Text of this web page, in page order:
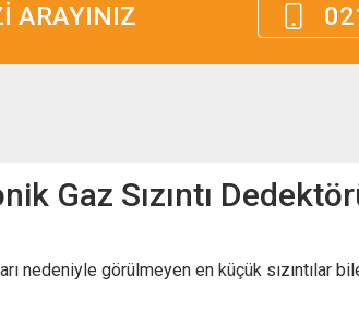
ARAYINIZ
Gaz Sızıntı
nedeniyle görülmeyen en küçük sızıntılar